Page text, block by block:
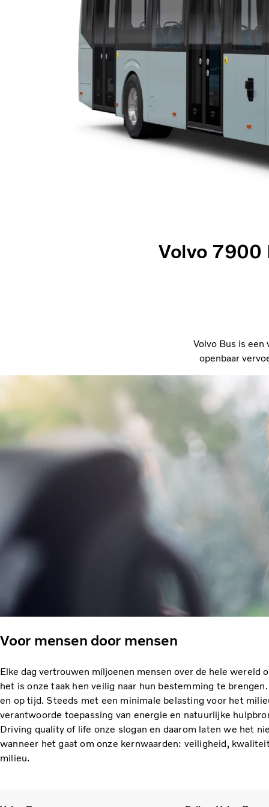
Volvo 7900
Volvo Bus is een
openbaar
Voor mensen door mensen
Elke dag vertrouwen miljoenen mensen over de hele wereld
het is onze taak hen veilig naar hun bestemming te
en op tijd. Steeds met een minimale belasting voor het
verantwoorde toepassing van energie en natuurlijke
Driving quality of life onze slogan en daarom laten we het
wanneer het gaat om onze kernwaarden: veiligheid,
milieu.